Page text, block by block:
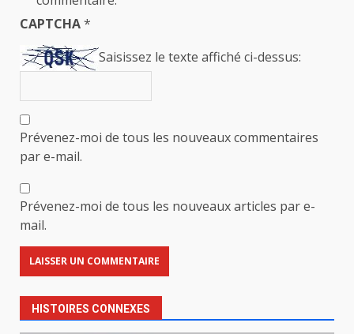
CAPTCHA*
Saisissez le texte affiché ci-dessus:
Prévenez-moi de tous les nouveaux commentaires
par e-mail.
Prévenez-moi de tous les nouveaux articles par e-
mail.
HISTOIRES CONNEXES